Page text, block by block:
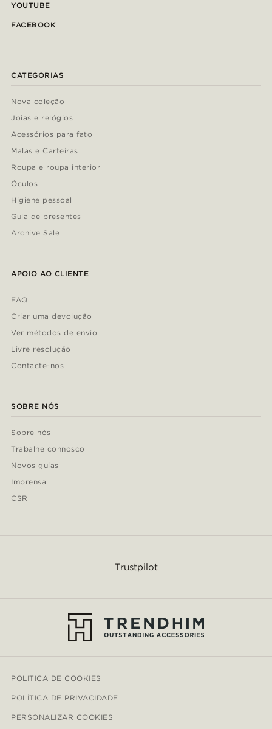
YOUTUBE
FACEBOOK
CATEGORIAS
Nova coleção
Joias e relógios
Acessórios para fato
Malas e Carteiras
Roupa e roupa interior
Óculos
Higiene pessoal
Guia de presentes
Archive Sale
APOIO AO CLIENTE
FAQ
Criar uma devolução
Ver métodos de envio
Livre resolução
Contacte-nos
SOBRE NÓS
Sobre nós
Trabalhe connosco
Novos guias
Imprensa
CSR
Trustpilot
POLITICA DE COOKIES
POLÍTICA DE PRIVACIDADE
PERSONALIZAR COOKIES